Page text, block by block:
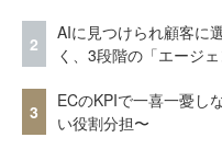
2
AIに見つけられ顧客に
く、3段階の「エージ
3
ECのKPIで一喜一憂し
い役割分担〜